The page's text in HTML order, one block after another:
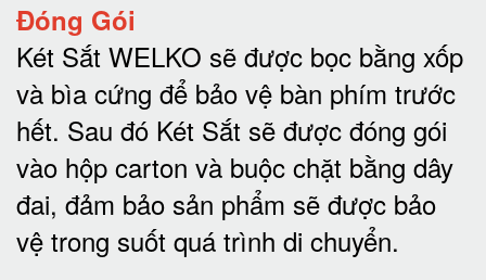
Đóng Gói
Két Sắt WELKO sẽ được bọc bằng xốp
và bìa cứng để bảo vệ bàn phím trước
hết. Sau đó Két Sắt sẽ được đóng gói
vào hộp carton và buộc chặt bằng dây
đai, đảm bảo sản phẩm sẽ được bảo
vệ trong suốt quá trình di chuyển.